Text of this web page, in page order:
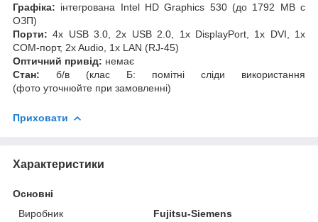
Графіка: інтегрована Intel HD Graphics 530 (до 1792 MB с
ОЗП)
Порти:4x USB 3.0, 2x USB 2.0, 1x DisplayPort, 1x DVI, 1x
COM-порт, 2x Audio, 1x LAN (RJ-45)
Оптичний привід: немає
Стан: б/в (клас Б: помітні сліди використання
(фото уточнюйте при замовленні)
Приховати
Характеристики
Основні
Виробник
Fujitsu-Siemens